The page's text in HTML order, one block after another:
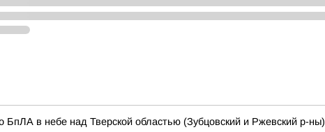
БпЛА в небе над Тверской областью (Зубцовский и Ржевский р-ны)